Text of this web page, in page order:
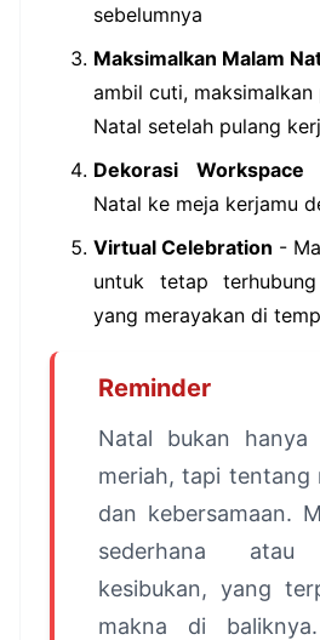
sebelumnya
Maksimalkan Malam
ambil cuti, maksimalkan
Natal setelah pulang
Dekorasi Workspace
Natal ke meja kerjamu
Virtual Celebration -
untuk tetap
yang merayakan di
Reminder
Natal bukan hanya
meriah, tapi tentang
dan kebersamaan.
sederhana
kesibukan, yang
makna di